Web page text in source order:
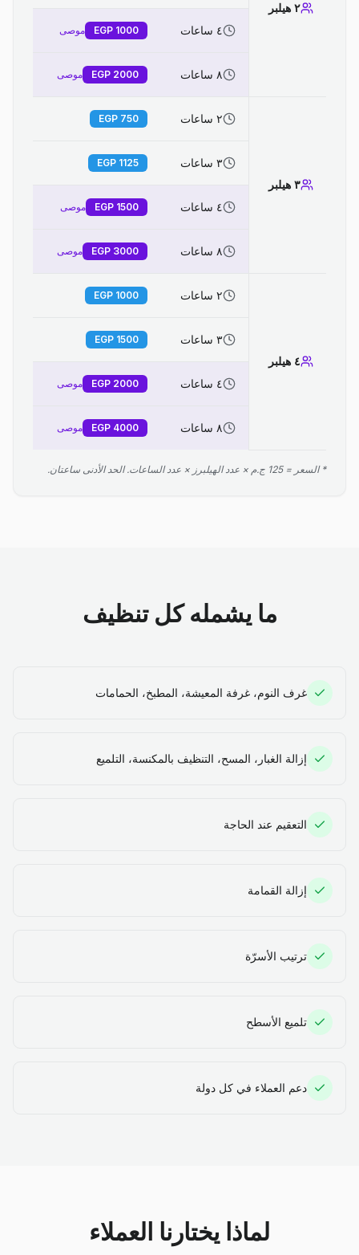
٢ هيلبر
٤ ساعات 1000 موصى
٨ ساعات 2000 موصى
٣ هيلبر
٢ ساعات 750
٣ ساعات 1125
٤ ساعات 1500 موصى
٨ ساعات 3000 موصى
٤ هيلبر
٢ ساعات 1000
٣ ساعات 1500
٤ ساعات 2000 موصى
٨ ساعات 4000 موصى
* السعر = 125 ج.م × عدد الهيلبرز × عدد الساعات. الحد الأدنى ساعتان.
ما يشمله كل تنظيف
غرف النوم، غرفة المعيشة، المطبخ، الحمامات
إزالة الغبار، المسح، التنظيف بالمكنسة، التلميع
التعقيم عند الحاجة
إزالة القمامة
ترتيب الأسرّة
تلميع الأسطح
دعم العملاء في كل دولة
لماذا يختارنا العملاء